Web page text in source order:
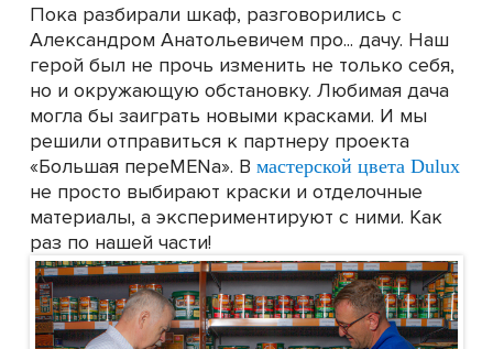
Пока разбирали шкаф, разговорились с
Александром Анатольевичем про... дачу. Наш
герой был не прочь изменить не только себя,
но и окружающую обстановку. Любимая дача
могла бы заиграть новыми красками. И мы
решили отправиться к партнеру проекта
«Большая переMENа». В мастерской цвета Dulux
не просто выбирают краски и отделочные
материалы, а экспериментируют с ними. Как
раз по нашей части!